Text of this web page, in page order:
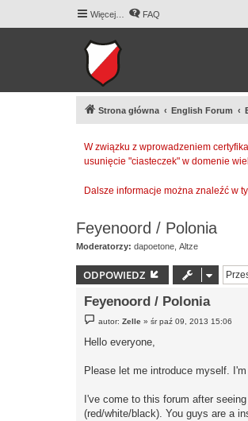
Więcej… FAQ
Strona główna English Forum
W związku z wprowadzeniem
usunięcie "ciasteczek" w domenie
Dalsze informacje można znaleźć w
Feyenoord / Polonia
Moderatorzy: dapoetone Altze
ODPOWIEDZ
Feyenoord / Polonia
o
s
t
autor:Zelle »śr paź 09, 2013 15:06
Hello everyone,
Please let me introduce myself.
I've come to this forum after
(red/white/black). You guys are a